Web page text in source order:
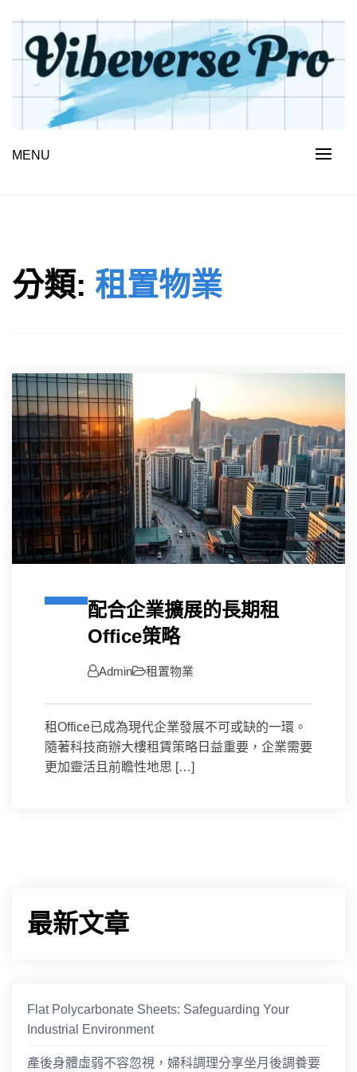
content
VIBEVERSE PRO
MENU
分類: 租置物業
配合企業擴展的長期租
Office策略
Admin 租置物業
租Office已成為現代企業發展不可或缺的一環。
隨著科技商辦大樓租賃策略日益重要，企業需要
更加靈活且前瞻性地思 […]
最新文章
Flat Polycarbonate Sheets: Safeguarding Your
Industrial Environment
產後身體虛弱不容忽視，婦科調理分享坐月後調養要